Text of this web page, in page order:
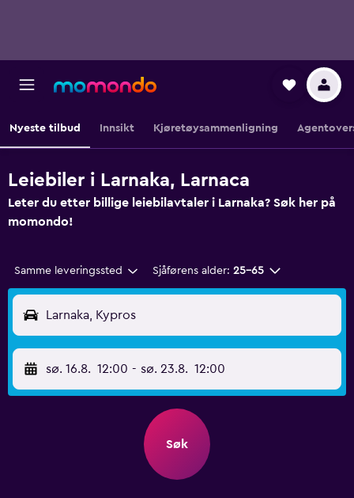
Nyeste tilbud Innsikt Kjøretøysammenligning
Leiebiler i Larnaka, Larnaca
Leter du etter billige leiebilavtaler i Larnaka? Søk her på
momondo!
Samme leveringssted Sjåførens alder: 25–65
Larnaka, Kypros
sø. 16.8. 12:00 - sø. 23.8. 12:00
Søk